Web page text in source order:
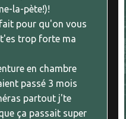
la-pète!)!
pour qu'on vous
trop forte ma
en chambre
passé 3 mois
partout j'te
ça passait super